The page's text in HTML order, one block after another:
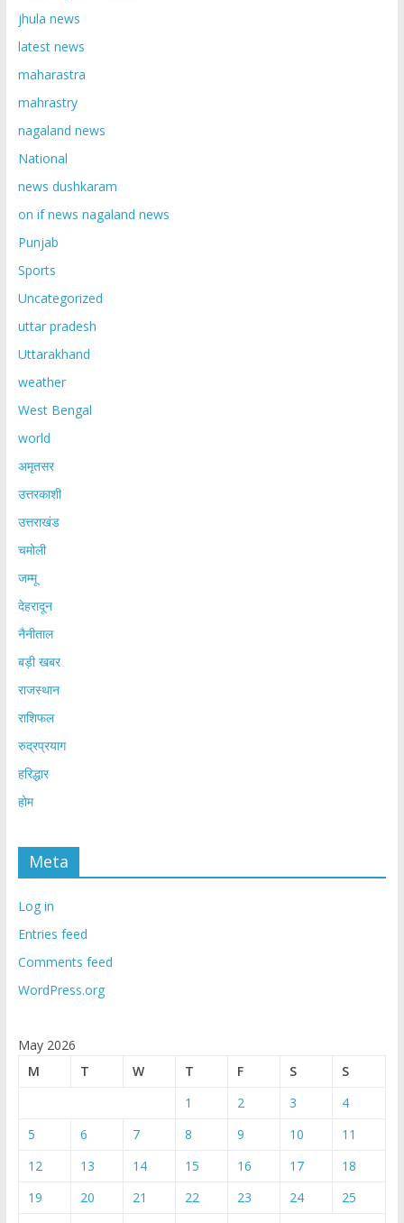
jhula news
latest news
maharastra
mahrastry
nagaland news
National
news dushkaram
on if news nagaland news
Punjab
Sports
Uncategorized
uttar pradesh
Uttarakhand
weather
West Bengal
world
अमृतसर
उत्तरकाशी
उत्तराखंड
चमोली
जम्मू
देहरादून
नैनीताल
बड़ी खबर
राजस्थान
राशिफल
रुद्रप्रयाग
हरिद्धार
होम
Meta
Log in
Entries feed
Comments feed
WordPress.org
May 2026
M
T W T F S
S
1
2 3
4
5
6 7 8 9 10
11
12
13 14 15 16 17
18
19
20 21 22 23 24
25